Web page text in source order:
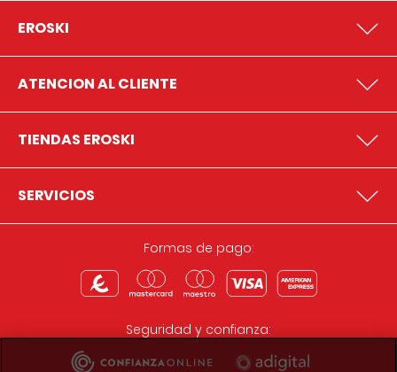
EROSKI
ATENCION AL CLIENTE
TIENDAS EROSKI
SERVICIOS
Formas de pago:
Seguridad y confianza: